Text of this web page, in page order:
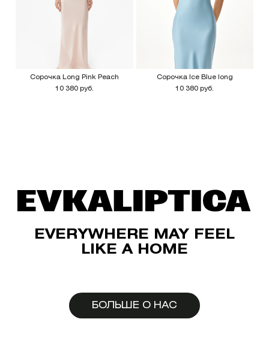
Сорочка Long Pink Peach
10 380 руб.
Cорочка Ice Blue long
10 380 руб.
EVERYWHERE MAY FEEL
LIKE A HOME
БОЛЬШЕ О НАС